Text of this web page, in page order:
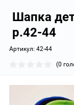
Шапка
р.42-44
Артикул: 42-44
(0